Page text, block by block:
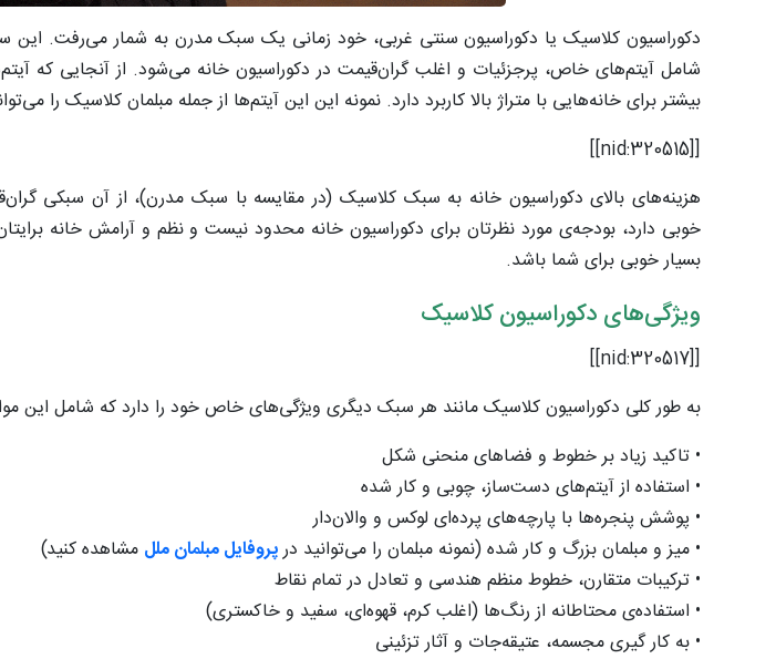
دکوراسیون کلاسیک یا دکوراسیون سنتی غربی، خود زمانی یک سبک مدرن به شمار می‌رفت. این
شامل آیتم‌های خاص، پرجزئیات و اغلب گران‌قیمت در دکوراسیون خانه می‌شود. از آنجایی که
بیشتر برای خانه‌هایی با متراژ بالا کاربرد دارد. نمونه این این آیتم‌ها از جمله مبلمان کلاسیک را
[[nid:320515]]
هزینه‌های بالای دکوراسیون خانه به سبک کلاسیک (در مقایسه با سبک مدرن)، از آن سبکی
خوبی دارد، بودجه‌ی مورد نظرتان برای دکوراسیون خانه محدود نیست و نظم و آرامش خانه
بسیار خوبی برای شما باشد.
ویژگی‌های دکوراسیون کلاسیک
[[nid:320517]]
به طور کلی دکوراسیون کلاسیک مانند هر سبک دیگری ویژگی‌های خاص خود را دارد که شامل این
• تاکید زیاد بر خطوط و فضاهای منحنی شکل
• استفاده از آیتم‌های دست‌ساز، چوبی و کار شده
• پوشش پنجره‌ها با پارچه‌های پرده‌ای لوکس و والان‌دار
• میز و مبلمان بزرگ و کار شده (نمونه مبلمان را می‌توانید درپروفایل مبلمان ملل مشاهده کنید)
• ترکیبات متقارن، خطوط منظم هندسی و تعادل در تمام نقاط
• استفاده‌ی محتاطانه از رنگ‌ها (اغلب کرم، قهوه‌ای، سفید و خاکستری)
• به کار گیری مجسمه، عتیقه‌جات و آثار تزئینی